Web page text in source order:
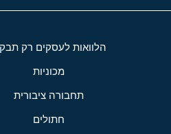
הלוואות לעסקים רק
מכוניות
תחבורה ציבורית
חתולים